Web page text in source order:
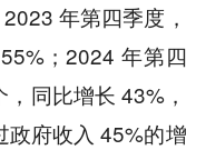
年第四季度，
；2024 年第四
同比增长 43%，
政府收入 45%的增